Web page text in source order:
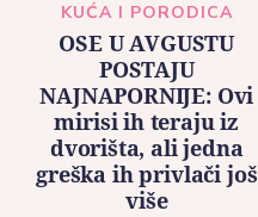
KUĆA I PORODICA
OSE U AVGUSTU
POSTAJU
NAJNAPORNIJE: Ovi
mirisi ih teraju iz
dvorišta, ali jedna
greška ih privlači još
više